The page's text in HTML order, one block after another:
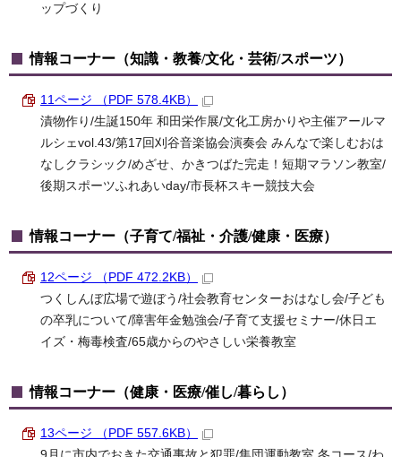
ップづくり
情報コーナー（知識・教養/文化・芸術/スポーツ）
11ページ （PDF 578.4KB）
漬物作り/生誕150年 和田栄作展/文化工房かりや主催アールマ
ルシェvol.43/第17回刈谷音楽協会演奏会 みんなで楽しむおは
なしクラシック/めざせ、かきつばた完走！短期マラソン教室/
後期スポーツふれあいday/市長杯スキー競技大会
情報コーナー（子育て/福祉・介護/健康・医療）
12ページ （PDF 472.2KB）
つくしんぼ広場で遊ぼう/社会教育センターおはなし会/子ども
の卒乳について/障害年金勉強会/子育て支援セミナー/休日エ
イズ・梅毒検査/65歳からのやさしい栄養教室
情報コーナー（健康・医療/催し/暮らし）
13ページ （PDF 557.6KB）